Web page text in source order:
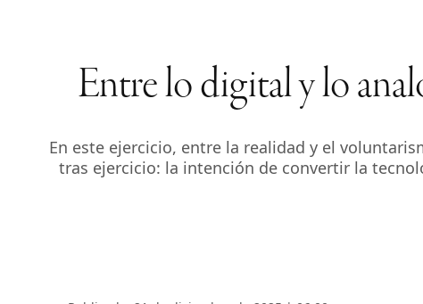
Entre lo digital y lo
En este ejercicio, entre la realidad y el
tras ejercicio: la intención de convertir la